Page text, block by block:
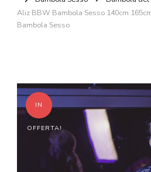
Aliz BBW Bambola Sesso 140cm
Bambola Sesso
IN
OFFERTA!